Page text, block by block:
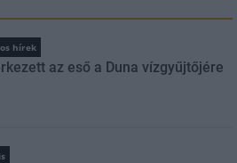
hírek
az eső a Duna vízgyűjtőjére